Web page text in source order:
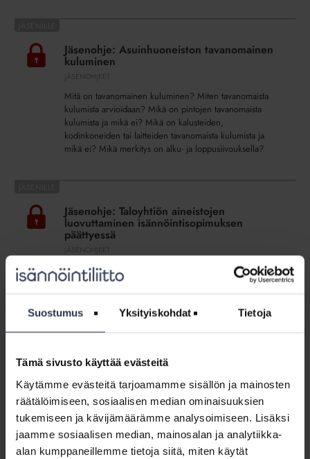
Suostumus Yksityiskohdat Tietoja
Tämä sivusto käyttää evästeitä
Käytämme evästeitä tarjoamamme sisällön ja mainosten
räätälöimiseen, sosiaalisen median ominaisuuksien
tukemiseen ja kävijämäärämme analysoimiseen. Lisäksi
jaamme sosiaalisen median, mainosalan ja analytiikka-
alan kumppaneillemme tietoja siitä, miten käytät
Asuinhuoneiston
tavanomainen
kuluminen
Jäsenohje: Asuinhuoneiston tavanomainen
kuluminen
Mitä on tavanomainen kuluminen? Miten tavanomaista
kulumista arvioidaan? Mikä on pintojen tavanomaista
kulumista ja mikä ei? Mikä on kalusteiden,
kodinkoneiden tai laitteiden tavanomaista kulumista ja
mikä ei? Mikä merkitys on alku- ja loppusiivouksella?
Taloyhtiön
aineistojen
luovuttaminen
Jäsenohje: Taloyhtiön aineistojen
luovuttaminen isännöintisopimuksen
päättyessä
Miten isännöintisopimuksen päättyminen hoidetaan
mallikkaasti? MItkä taloyhtiön asiakirjat ja tiedot pitää
Jäsenohje:
Jäsenohje: Yhtiöjärjestys
Miksi asunto-osakeyhtiöllä pitää olla yhtiöjärjestys? Pitääkö
vanhat yhtiöjärjestykset muuttaa nykyisen asunto-
osakeyhtiölain mukaiseksi? Mitä yhtiöjärjestyksessä pitää
olla?